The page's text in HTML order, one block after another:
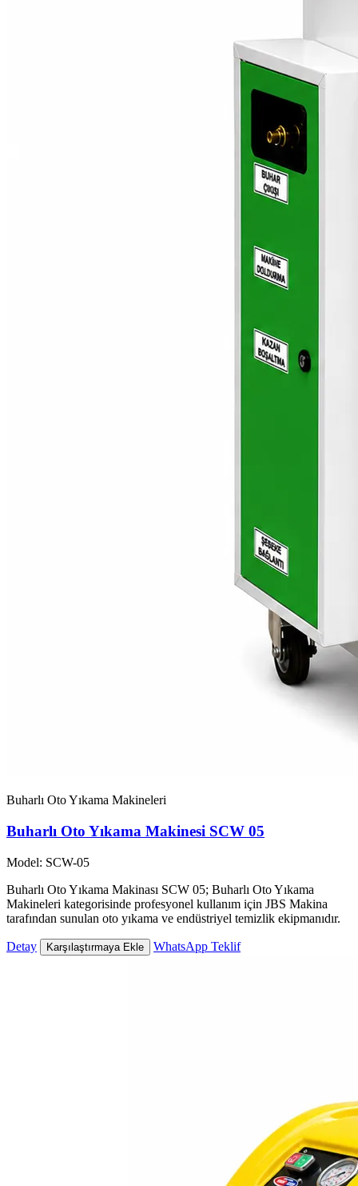
Buharlı Oto Yıkama Makineleri
Buharlı Oto Yıkama Makinesi SCW 05
Model: SCW-05
Buharlı Oto Yıkama Makinası SCW 05; Buharlı Oto Yıkama
Makineleri kategorisinde profesyonel kullanım için JBS Makina
tarafından sunulan oto yıkama ve endüstriyel temizlik ekipmanıdır.
Detay Karşılaştırmaya Ekle WhatsApp Teklif